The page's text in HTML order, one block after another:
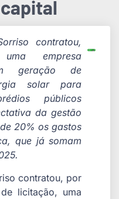
contratou,
empresa
geração de
solar para
públicos
da gestão
20% os gastos
que já somam
contratou, por
licitação, uma